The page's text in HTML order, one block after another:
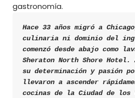
gastronomía.
Hace 33 años migró a
culinaria ni dominio del
comenzó desde abajo como
Sheraton North Shore
su determinación y pasión
llevaron a ascender
cocinas de la Ciudad de los